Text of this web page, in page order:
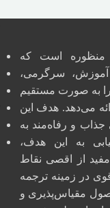
منظوره است که
سرگرمی،
به صورت مستقیم
می‌دهد. هدف این
جذاب و رفاه‌مند به
به این هدف،
مفید از اقصی نقاط
در زمینه ترجمه
مقیاس‌پذیری و